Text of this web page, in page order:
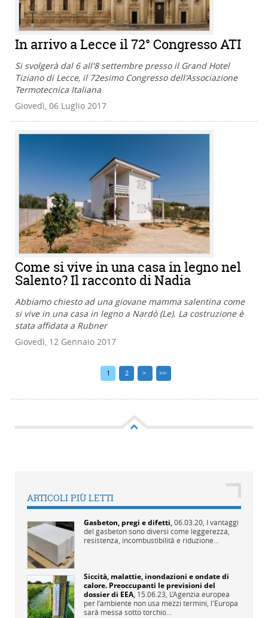
In arrivo a Lecce il 72° Congresso ATI
Si svolgerà dal 6 all'8 settembre presso il Grand Hotel
Tiziano di Lecce, il 72esimo Congresso dell'Associazione
Termotecnica Italiana
Giovedì, 06 Luglio 2017
Come si vive in una casa in legno nel
Salento? Il racconto di Nadia
Abbiamo chiesto ad una giovane mamma salentina come
si vive in una casa in legno a Nardò (Le). La costruzione è
stata affidata a Rubner
Giovedì, 12 Gennaio 2017
1 2 > >>
ARTICOLI PIÙ LETTI
Gasbeton, pregi e difetti,06.03.20, I vantaggi
del gasbeton sono diversi come leggerezza,
resistenza, incombustibilità e riduzione...
Siccità, malattie, inondazioni e ondate di
calore. Preoccupanti le previsioni del
dossier di EEA, 15.06.23, L’Agenzia europea
per l’ambiente non usa mezzi termini, l'Europa
sarà messa sotto torchio...